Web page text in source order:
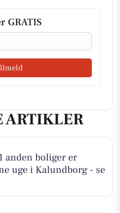
GRATIS
ARTIKLER
anden boliger er
uge i Kalundborg - se